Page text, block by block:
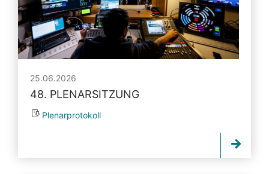
25.06.2026
48. PLENARSITZUNG
Plenarprotokoll